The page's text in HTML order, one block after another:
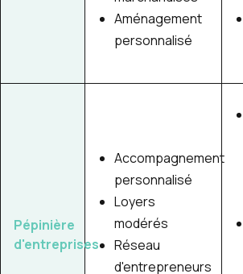
Aménagement
personnalisé
Pépinière
d'entreprises
Accompagnement
personnalisé
Loyers
modérés
Réseau
d'entrepreneurs